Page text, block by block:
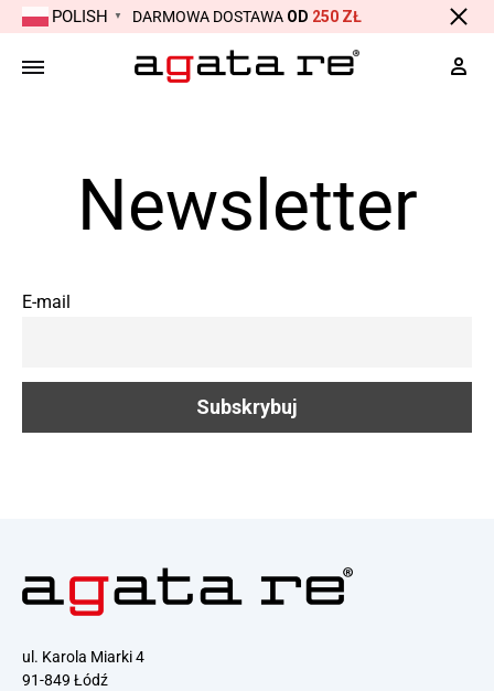
POLISH ▼ DARMOWA DOSTAWA OD 250 ZŁ
Newsletter
E-mail
ul. Karola Miarki 4
91-849 Łódź